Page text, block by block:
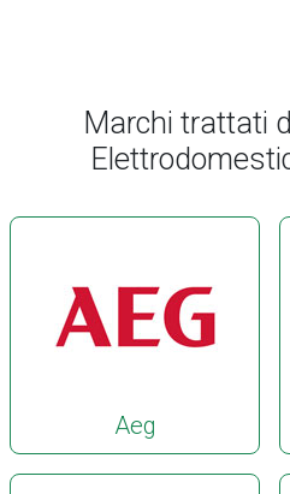
Marchi trattati
Aeg